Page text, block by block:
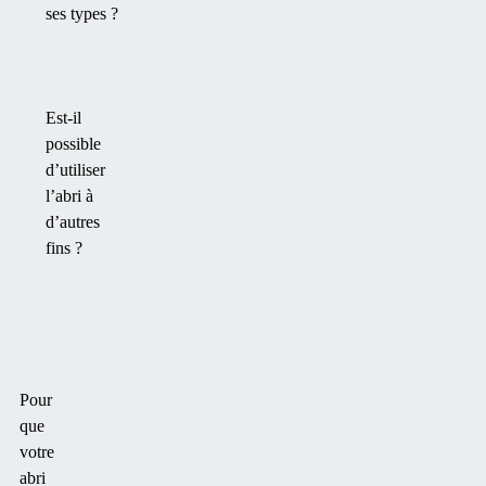
ses types ?
Est-il
possible
d’utiliser
l’abri à
d’autres
fins ?
Pour
que
votre
abri